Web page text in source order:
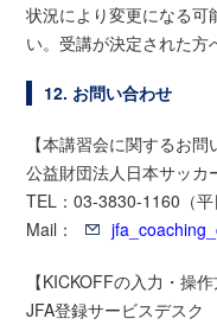
状況により変更になる可
い。受講が決定された方
12. お問い合わせ
【本講習会に関するお問
公益財団法人日本サッ
TEL：03-3830-1160（平
Mail：
【KICKOFFの入力・操
JFA登録サービスデスク